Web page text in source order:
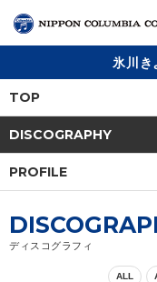
アーティスト
ジャンル
氷川き
TOP
DISCOGRAPHY
PROFILE
ディスコグラフィ
ALL